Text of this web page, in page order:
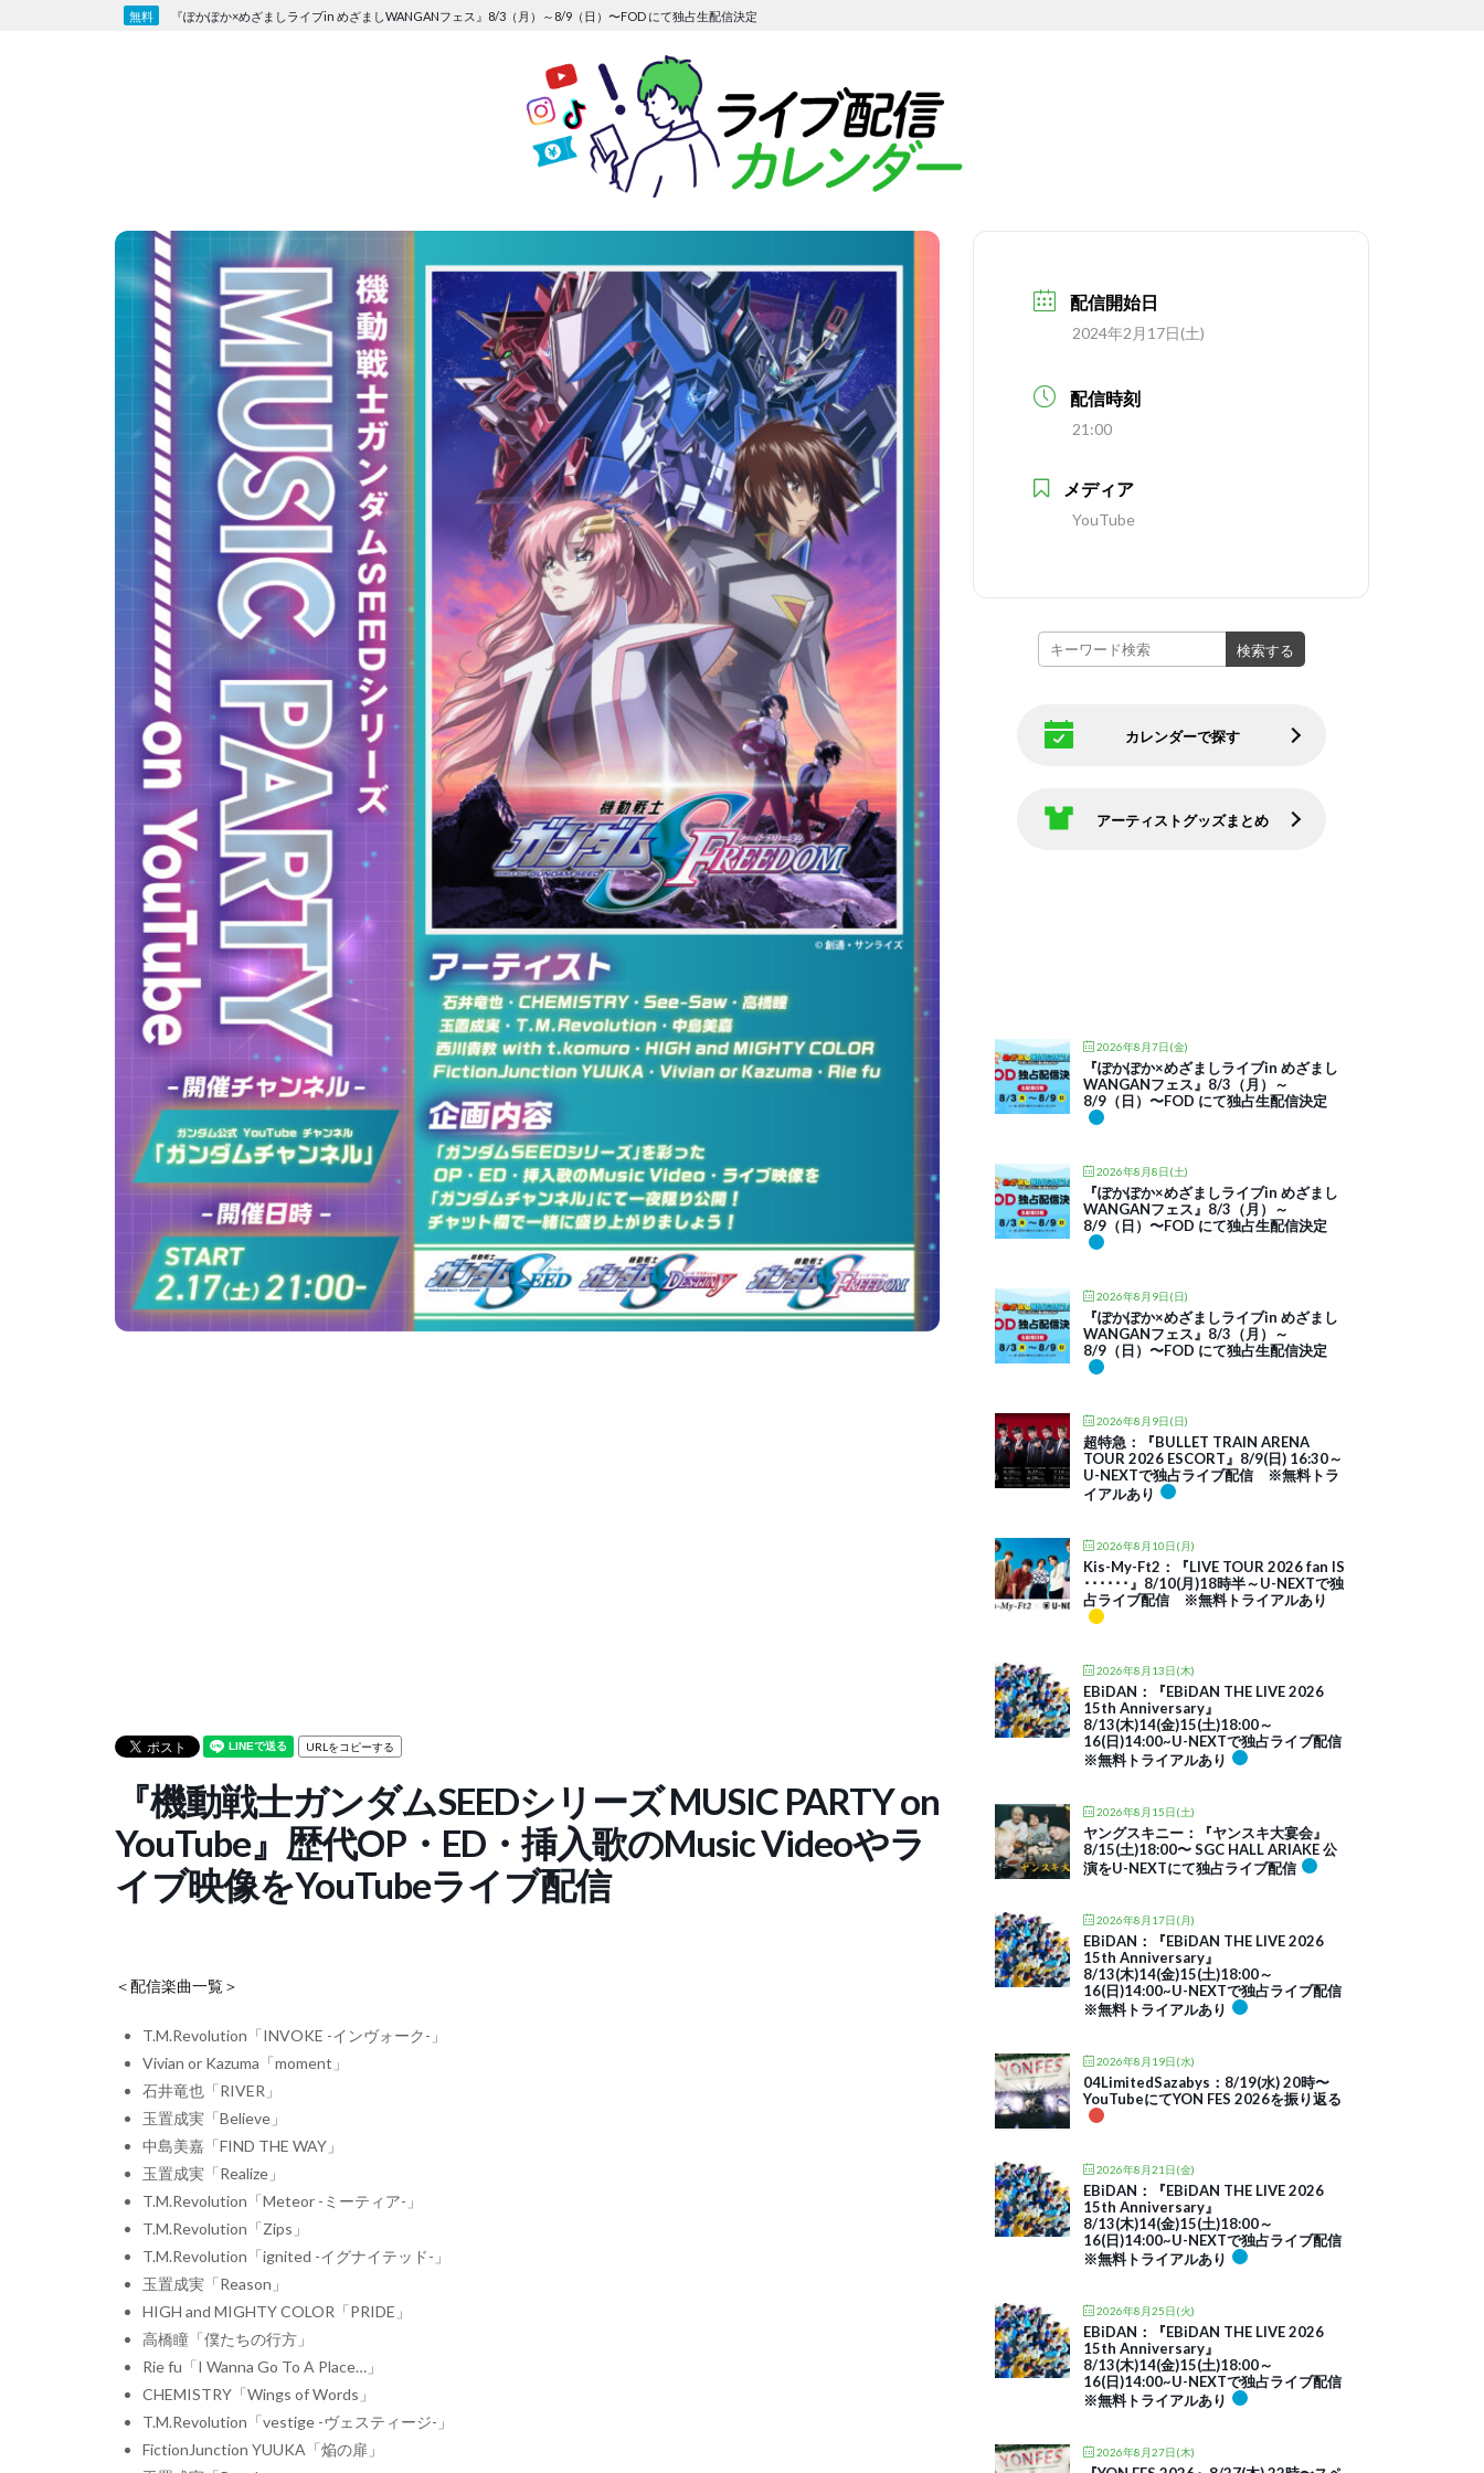
URLをコピーする
『機動戦士ガンダムSEEDシリーズ MUSIC PARTY on
YouTube』歴代OP・ED・挿入歌のMusic Videoやラ
イブ映像をYouTubeライブ配信
＜配信楽曲一覧＞
T.M.Revolution「INVOKE -インヴォーク-」
Vivian or Kazuma「moment」
石井竜也「RIVER」
玉置成実「Believe」
中島美嘉「FIND THE WAY」
玉置成実「Realize」
T.M.Revolution「Meteor -ミーティア-」
T.M.Revolution「Zips」
T.M.Revolution「ignited -イグナイテッド-」
玉置成実「Reason」
HIGH and MIGHTY COLOR「PRIDE」
高橋瞳「僕たちの行方」
Rie fu「I Wanna Go To A Place…」
CHEMISTRY「Wings of Words」
T.M.Revolution「vestige -ヴェスティージ-」
FictionJunction YUUKA「焔の扉」
配信開始日
2024年2月17日(土)
配信時刻
21:00
メディア
YouTube
カレンダーで探す
アーティストグッズまとめ
2026年8月7日(金)
『ぽかぽか×めざましライブin めざまし
WANGANフェス』8/3（月）～
8/9（日）〜FOD にて独占生配信決定
2026年8月8日(土)
『ぽかぽか×めざましライブin めざまし
WANGANフェス』8/3（月）～
8/9（日）〜FOD にて独占生配信決定
2026年8月9日(日)
『ぽかぽか×めざましライブin めざまし
WANGANフェス』8/3（月）～
8/9（日）〜FOD にて独占生配信決定
2026年8月9日(日)
超特急：『BULLET TRAIN ARENA
TOUR 2026 ESCORT』8/9(日) 16:30～
U-NEXTで独占ライブ配信 ※無料トラ
イアルあり
2026年8月10日(月)
Kis-My-Ft2：『LIVE TOUR 2026 fan IS
･･････』8/10(月)18時半～U-NEXTで独
占ライブ配信 ※無料トライアルあり
2026年8月13日(木)
EBiDAN：『EBiDAN THE LIVE 2026
15th Anniversary』
8/13(木)14(金)15(土)18:00～
16(日)14:00~U-NEXTで独占ライブ配信
※無料トライアルあり
2026年8月15日(土)
ヤングスキニー：『ヤンスキ大宴会』
8/15(土)18:00〜 SGC HALL ARIAKE 公
演をU-NEXTにて独占ライブ配信
2026年8月17日(月)
EBiDAN：『EBiDAN THE LIVE 2026
15th Anniversary』
8/13(木)14(金)15(土)18:00～
16(日)14:00~U-NEXTで独占ライブ配信
※無料トライアルあり
2026年8月19日(水)
04LimitedSazabys：8/19(水) 20時〜
YouTubeにてYON FES 2026を振り返る
2026年8月21日(金)
EBiDAN：『EBiDAN THE LIVE 2026
15th Anniversary』
8/13(木)14(金)15(土)18:00～
16(日)14:00~U-NEXTで独占ライブ配信
※無料トライアルあり
2026年8月25日(火)
EBiDAN：『EBiDAN THE LIVE 2026
15th Anniversary』
8/13(木)14(金)15(土)18:00～
16(日)14:00~U-NEXTで独占ライブ配信
※無料トライアルあり
2026年8月27日(木)
『ぽかぽか×めざましライブin めざましWANGANフェス』8/3（月）～8/9（日）〜FOD にて独占生配信決定